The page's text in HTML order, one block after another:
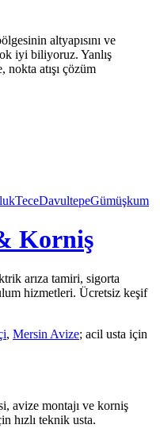
altyapısını ve
iyi biliyoruz. Yanlış
atışı çözüm
TeceDavultepeGümüşkum
Korniş
arıza tamiri, sigorta
hizmetleri. Ücretsiz keşif
, Mersin Avize; acil usta için
avize montajı ve korniş
hızlı teknik usta.